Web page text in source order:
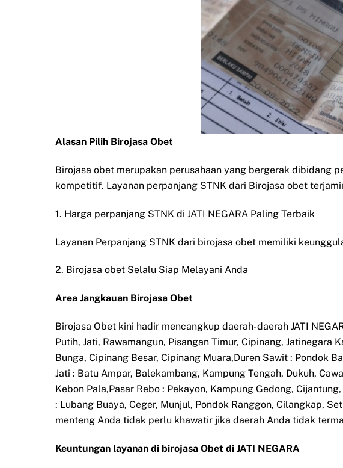
Alasan Pilih Birojasa Obet
Birojasa obet merupakan perusahaan yang bergerak dibidang
kompetitif. Layanan perpanjang STNK dari Birojasa obet
1. Harga perpanjang STNK di JATI NEGARA Paling Terbaik
Layanan Perpanjang STNK dari birojasa obet memiliki
2. Birojasa obet Selalu Siap Melayani Anda
Area Jangkauan Birojasa Obet
Birojasa Obet kini hadir mencangkup daerah-daerah JATI
Putih, Jati, Rawamangun, Pisangan Timur, Cipinang, Jatinegara
Bunga, Cipinang Besar, Cipinang Muara,Duren Sawit : Pondok
Jati : Batu Ampar, Balekambang, Kampung Tengah, Dukuh,
Kebon Pala,Pasar Rebo : Pekayon, Kampung Gedong,
: Lubang Buaya, Ceger, Munjul, Pondok Ranggon, Cilangkap,
menteng Anda tidak perlu khawatir jika daerah Anda tidak
Keuntungan layanan di birojasa Obet di JATI NEGARA